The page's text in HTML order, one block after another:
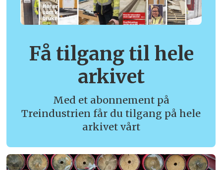
Få tilgang til hele
arkivet
Med et abonnement på
Treindustrien får du tilgang på hele
arkivet vårt